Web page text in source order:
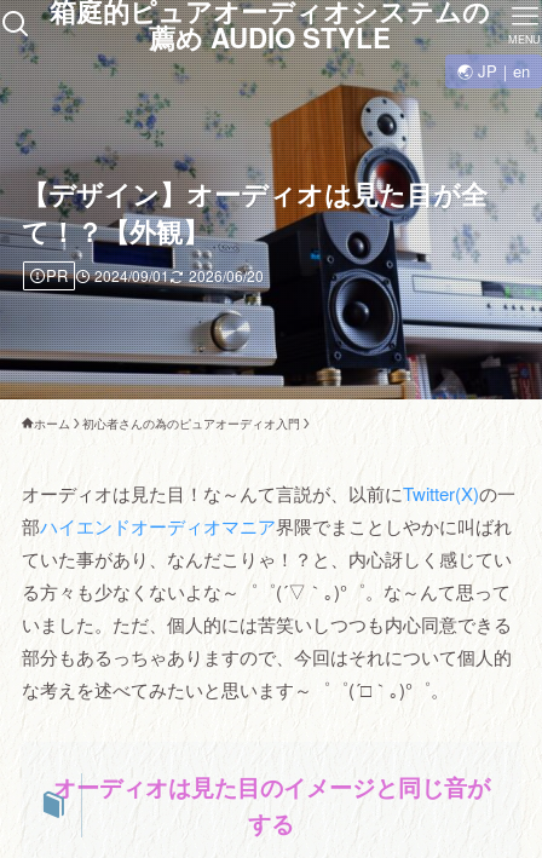
箱庭的ピュアオーディオシステムの
薦め AUDIO STYLE MENU
【デザイン】オーディオは見た目が全
て！？【外観】
PR 2024/09/01 2026/06/20
ホーム 初心者さんの為のピュアオーディオ入門
オーディオは見た目！な～んて言説が、以前にTwitter(X)の一
部ハイエンドオーディオマニア界隈でまことしやかに叫ばれ
ていた事があり、なんだこりゃ！？と、内心訝しく感じてい
る方々も少なくないよな～゜゜(´▽｀｡)°゜。な～んて思って
いました。ただ、個人的には苦笑いしつつも内心同意できる
部分もあるっちゃありますので、今回はそれについて個人的
な考えを述べてみたいと思います～゜゜(´□｀｡)°゜。
オーディオは見た目のイメージと同じ音が
する
🌏 JP｜en